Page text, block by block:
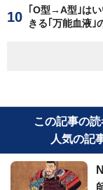
｢O型→A型｣は
きる｢万能血液｣
この記事の読
人気の記